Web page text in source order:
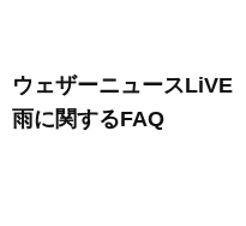
ウェザーニュースLiVE
雨に関するFAQ